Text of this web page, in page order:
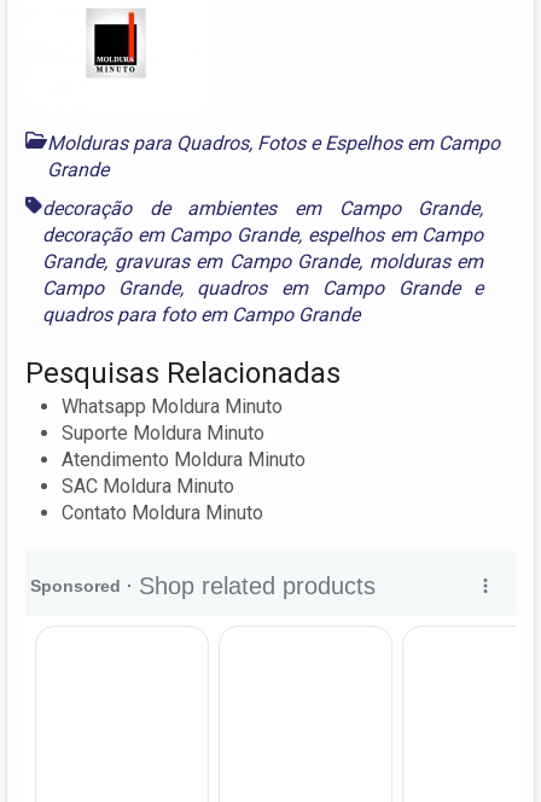
Molduras para Quadros, Fotos e Espelhos em Campo
Grande
decoração de ambientes em Campo Grande,
decoração em Campo Grande, espelhos em Campo
Grande, gravuras em Campo Grande, molduras em
Campo Grande, quadros em Campo Grandee
quadros para foto em Campo Grande
Pesquisas Relacionadas
Whatsapp Moldura Minuto
Suporte Moldura Minuto
Atendimento Moldura Minuto
SAC Moldura Minuto
Contato Moldura Minuto